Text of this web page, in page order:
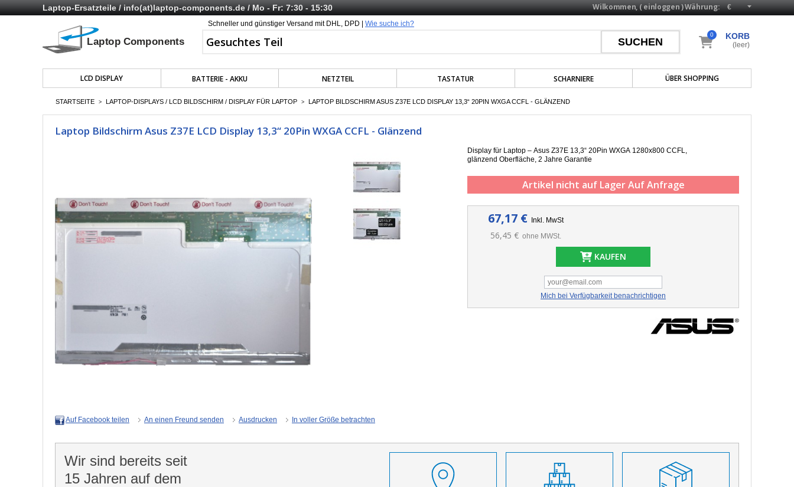
Laptop-Ersatzteile /info(at)laptop-components.de/ Mo - Fr: 7:30 - 15:30 Währung:
Wilkommen, (einloggen)
Schneller und günstiger Versand mit DHL, DPD | Wie suche ich?
LCD DISPLAY BATTERIE - AKKU NETZTEIL TASTATUR SCHARNIERE ÜBER SHOPPING
KORB
0
(leer)
STARTSEITE > LAPTOP-DISPLAYS / LCD BILDSCHIRM / DISPLAY FÜR LAPTOP > LAPTOP BILDSCHIRM ASUS Z37E LCD DISPLAY 13,3“ 20PIN WXGA CCFL - GLÄNZEND
Laptop Bildschirm Asus Z37E LCD Display 13,3“ 20Pin WXGA CCFL - Glänzend
Display für Laptop – Asus Z37E 13,3“ 20Pin WXGA 1280x800 CCFL,
g länzend Oberfläche, 2 Jahre Garantie
Artikel nicht auf Lager Auf Anfrage
67,17 € Inkl. MwSt
56,45 € ohne MWSt.
KAUFEN
Mich bei Verfügbarkeit benachrichtigen
Auf Facebook teilen An einen Freund senden Ausdrucken In voller Größe betrachten
Wir sind bereits seit
15 Jahren auf dem